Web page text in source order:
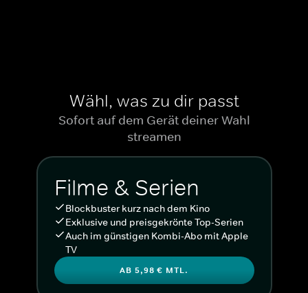
Wähl, was zu dir passt
Sofort auf dem Gerät deiner Wahl
streamen
Filme & Serien
Blockbuster kurz nach dem Kino
Exklusive und preisgekrönte Top-Serien
Auch im günstigen Kombi-Abo mit Apple
TV
AB 5,98 € MTL.